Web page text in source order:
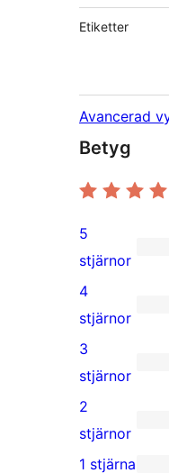
Etiketter
Avancerad
Betyg
4
5-
stjärniga
recensioner
5
stjärnor
0
4-
stjärniga
recensioner
4
stjärnor
0
3-
stjärniga
recensioner
3
stjärnor
0
2-
2
stjärnor
1 stjärna